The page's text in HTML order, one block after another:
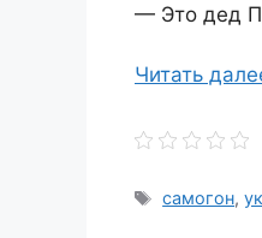
— Это дед
Читать
Метки
самогон,